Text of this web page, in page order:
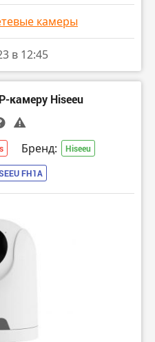
камеры
в 12:45
камеру Hiseeu
Бренд: Hiseeu
FH1A